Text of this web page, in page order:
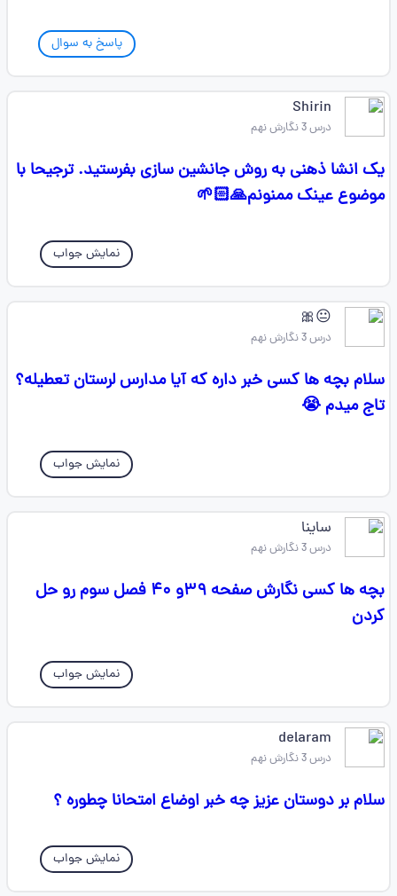
پاسخ به سوال
Shirin
درس 3 نگارش نهم
یک انشا ذهنی به روش جانشین سازی بفرستید. ترجیحا با
موضوع عینک ممنونم🙏🏻🌱
نمایش جواب
😐🎀
درس 3 نگارش نهم
سلام بچه ها کسی خبر داره که آیا مدارس لرستان تعطیله؟
تاج میدم 😭
نمایش جواب
ساینا
درس 3 نگارش نهم
بچه ها کسی نگارش صفحه ۳۹و ۴۰ فصل سوم رو حل
کردن
نمایش جواب
delaram
درس 3 نگارش نهم
سلام بر دوستان عزیز چه خبر اوضاع امتحانا چطوره ؟
نمایش جواب